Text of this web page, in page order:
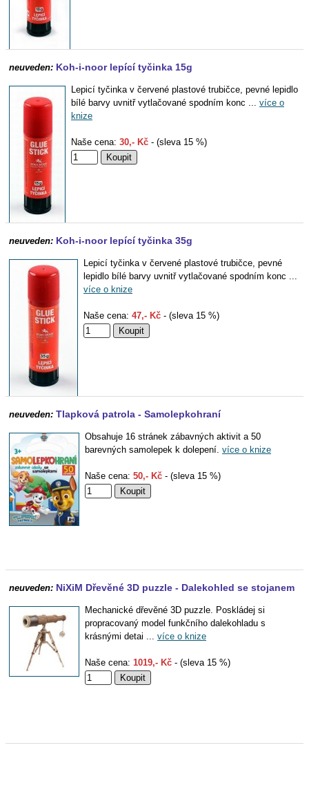
neuveden: Koh-i-noor lepící tyčinka 15g
Lepicí tyčinka v červené plastové trubičce, pevné lepidlo
bílé barvy uvnitř vytlačované spodním konc ... více o
knize
Naše cena: 30,- Kč - (sleva 15 %)
neuveden: Koh-i-noor lepící tyčinka 35g
Lepicí tyčinka v červené plastové trubičce, pevné
lepidlo bílé barvy uvnitř vytlačované spodním konc ...
více o knize
Naše cena: 47,- Kč - (sleva 15 %)
neuveden: Tlapková patrola - Samolepkohraní
Obsahuje 16 stránek zábavných aktivit a 50
barevných samolepek k dolepení. více o knize
Naše cena: 50,- Kč - (sleva 15 %)
neuveden: NiXiM Dřevěné 3D puzzle - Dalekohled se stojanem
Mechanické dřevěné 3D puzzle. Poskládej si
propracovaný model funkčního dalekohladu s
krásnými detai ... více o knize
Naše cena: 1019,- Kč - (sleva 15 %)